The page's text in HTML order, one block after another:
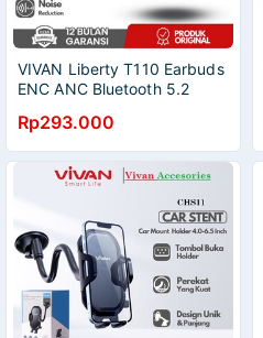
VIVAN Liberty T110 Earbuds
ENC ANC Bluetooth 5.2
Rp293.000